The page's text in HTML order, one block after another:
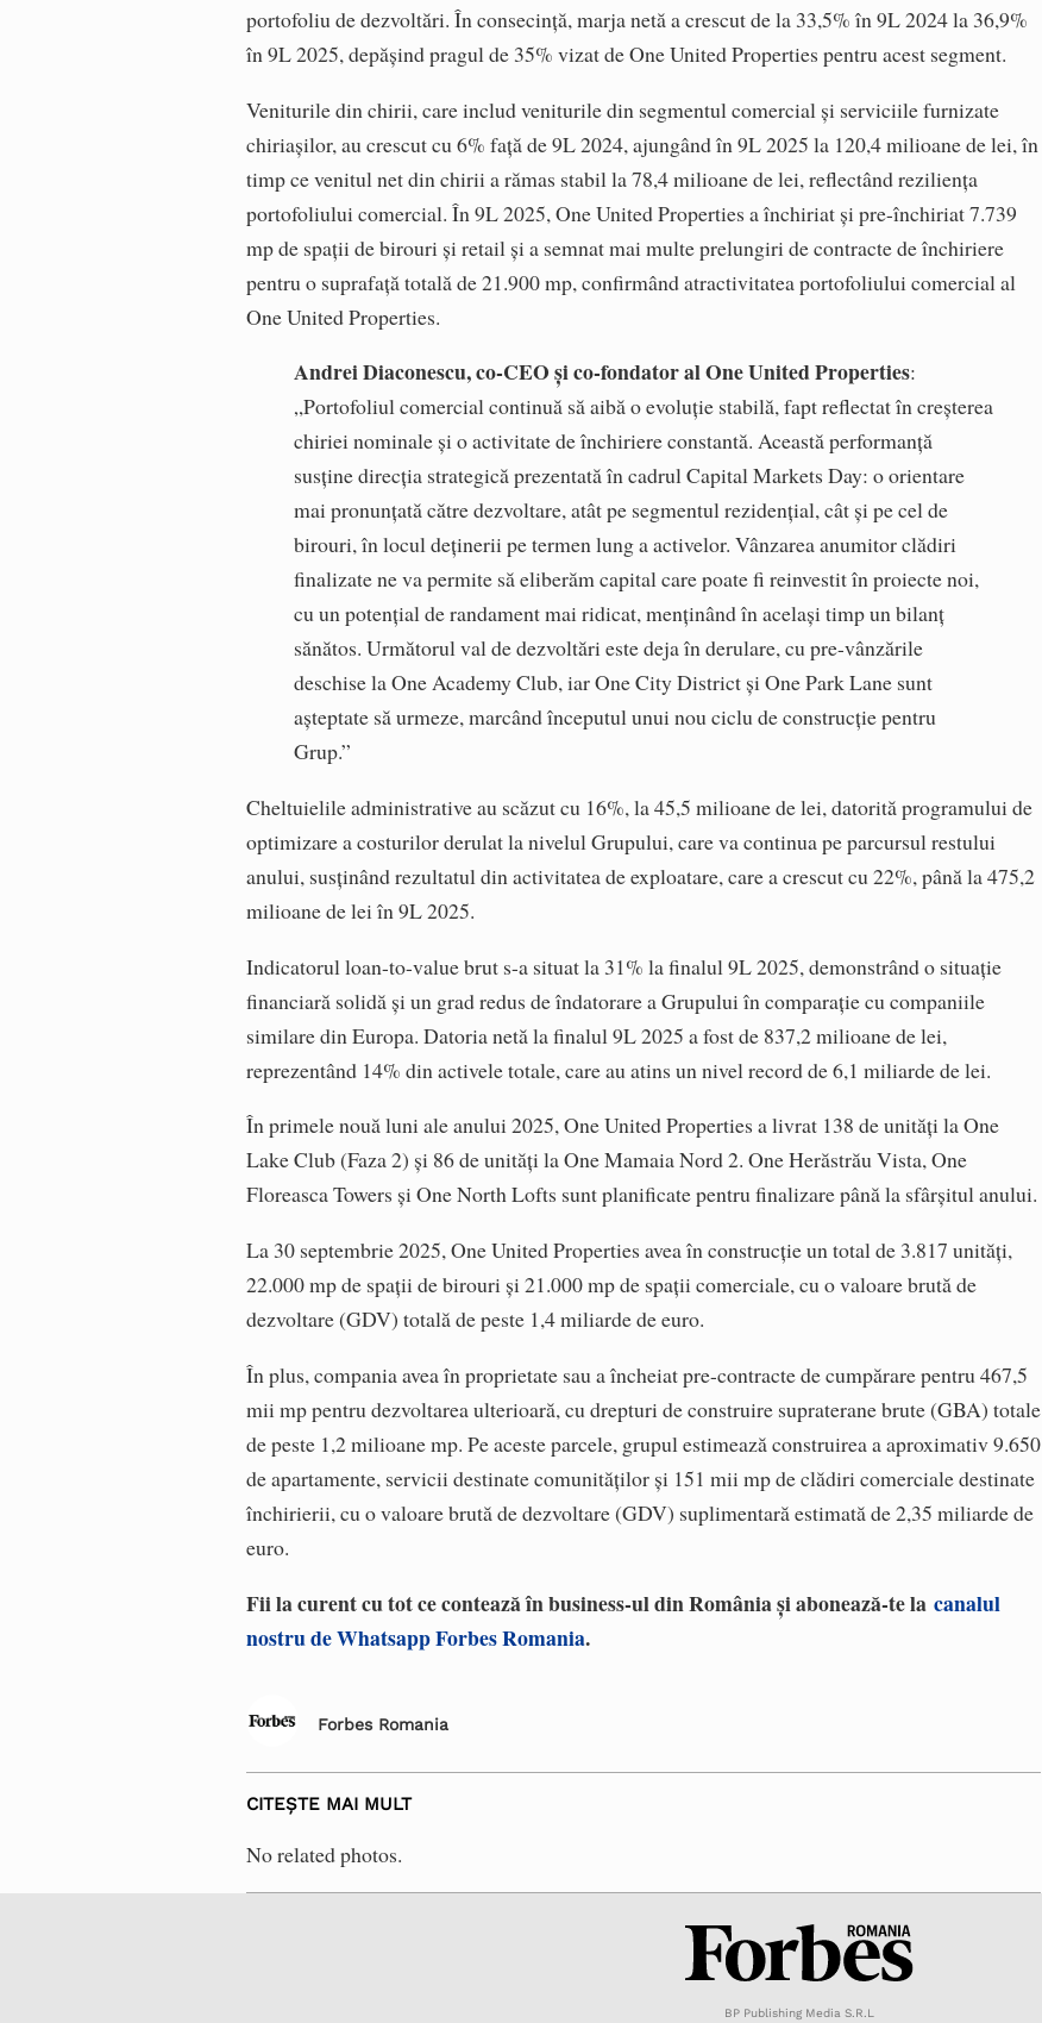
portofoliu de dezvoltări. În consecință, marja netă a crescut de la 33,5% în 9L 2024 la 36,9%
în 9L 2025, depășind pragul de 35% vizat de One United Properties pentru acest segment.
Veniturile din chirii, care includ veniturile din segmentul comercial și serviciile furnizate
chiriașilor, au crescut cu 6% față de 9L 2024, ajungând în 9L 2025 la 120,4 milioane de lei, în
timp ce venitul net din chirii a rămas stabil la 78,4 milioane de lei, reflectând reziliența
portofoliului comercial. În 9L 2025, One United Properties a închiriat și pre-închiriat 7.739
mp de spații de birouri și retail și a semnat mai multe prelungiri de contracte de închiriere
pentru o suprafață totală de 21.900 mp, confirmând atractivitatea portofoliului comercial al
One United Properties.
Andrei Diaconescu, co-CEO și co-fondator al One United Properties:
„Portofoliul comercial continuă să aibă o evoluție stabilă, fapt reflectat în creșterea
chiriei nominale și o activitate de închiriere constantă. Această performanță
susține direcția strategică prezentată în cadrul Capital Markets Day: o orientare
mai pronunțată către dezvoltare, atât pe segmentul rezidențial, cât și pe cel de
birouri, în locul deținerii pe termen lung a activelor. Vânzarea anumitor clădiri
finalizate ne va permite să eliberăm capital care poate fi reinvestit în proiecte noi,
cu un potențial de randament mai ridicat, menținând în același timp un bilanț
sănătos. Următorul val de dezvoltări este deja în derulare, cu pre-vânzările
deschise la One Academy Club, iar One City District și One Park Lane sunt
așteptate să urmeze, marcând începutul unui nou ciclu de construcție pentru
Grup.”
Cheltuielile administrative au scăzut cu 16%, la 45,5 milioane de lei, datorită programului de
optimizare a costurilor derulat la nivelul Grupului, care va continua pe parcursul restului
anului, susținând rezultatul din activitatea de exploatare, care a crescut cu 22%, până la 475,2
milioane de lei în 9L 2025.
Indicatorul loan-to-value brut s-a situat la 31% la finalul 9L 2025, demonstrând o situație
financiară solidă și un grad redus de îndatorare a Grupului în comparație cu companiile
similare din Europa. Datoria netă la finalul 9L 2025 a fost de 837,2 milioane de lei,
reprezentând 14% din activele totale, care au atins un nivel record de 6,1 miliarde de lei.
În primele nouă luni ale anului 2025, One United Properties a livrat 138 de unități la One
Lake Club (Faza 2) și 86 de unități la One Mamaia Nord 2. One Herăstrău Vista, One
Floreasca Towers și One North Lofts sunt planificate pentru finalizare până la sfârșitul anului.
La 30 septembrie 2025, One United Properties avea în construcție un total de 3.817 unități,
22.000 mp de spații de birouri și 21.000 mp de spații comerciale, cu o valoare brută de
dezvoltare (GDV) totală de peste 1,4 miliarde de euro.
În plus, compania avea în proprietate sau a încheiat pre-contracte de cumpărare pentru 467,5
mii mp pentru dezvoltarea ulterioară, cu drepturi de construire supraterane brute (GBA) totale
de peste 1,2 milioane mp. Pe aceste parcele, grupul estimează construirea a aproximativ 9.650
de apartamente, servicii destinate comunităților și 151 mii mp de clădiri comerciale destinate
închirierii, cu o valoare brută de dezvoltare (GDV) suplimentară estimată de 2,35 miliarde de
euro.
Fii la curent cu tot ce contează în business-ul din România și abonează-te lacanalul
nostru de Whatsapp Forbes Romania.
Forbes Romania
CITEȘTE MAI MULT
No related photos.
BP Publishing Media S.R.L